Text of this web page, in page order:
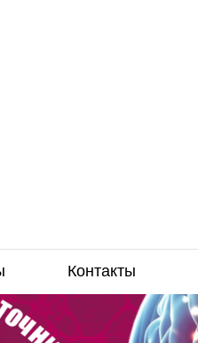
Контакты